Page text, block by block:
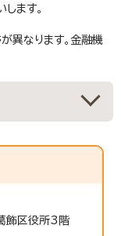
ます。
異なります。金融機
区役所3階